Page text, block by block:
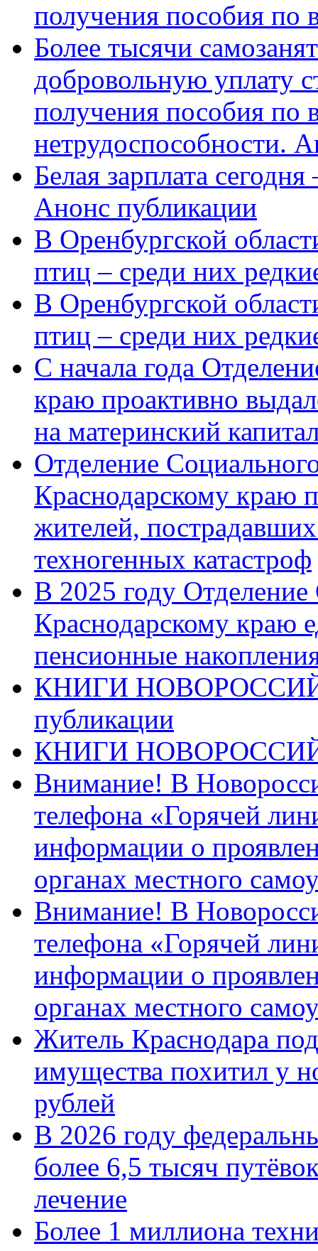
получения пособия по
Более тысячи
добровольную уплату
получения пособия по
нетрудоспособности.
Белая зарплата
Анонс публикации
В Оренбургской
птиц – среди них
В Оренбургской
птиц – среди них
С начала года
краю проактивно
на материнский
Отделение
Краснодарскому краю
жителей,
техногенных катастроф
В 2025 году
Краснодарскому краю
пенсионные
КНИГИ
публикации
КНИГИ
Внимание! В
телефона «Горячей
информации о
органах местного
Внимание! В
телефона «Горячей
информации о
органах местного
Житель Краснодара
имущества похитил у
рублей
В 2026 году
более 6,5 тысяч
лечение
Более 1 миллиона